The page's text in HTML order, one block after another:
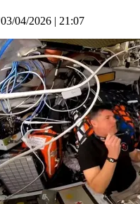
03/04/2026 | 21:07